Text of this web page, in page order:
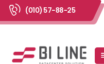
(010) 57-88-25